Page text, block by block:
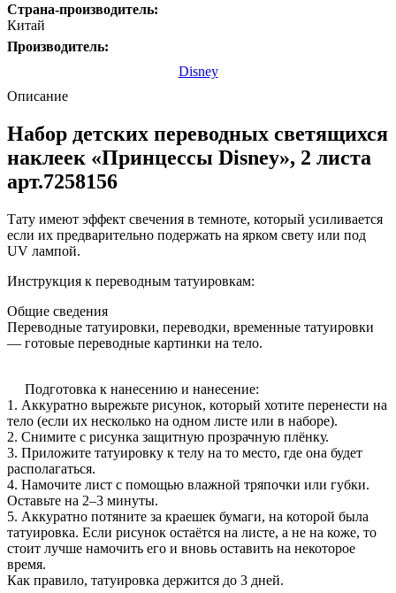
Страна-производитель:
Китай
Производитель:
Disney
Описание
Набор детских переводных светящихся
наклеек «Принцессы Disney», 2 листа
арт.7258156
Тату имеют эффект свечения в темноте, который усиливается
если их предварительно подержать на ярком свету или под
UV лампой.
Инструкция к переводным татуировкам:
Общие сведения
Переводные татуировки, переводки, временные татуировки
— готовые переводные картинки на тело.
Подготовка к нанесению и нанесение:
1. Аккуратно вырежьте рисунок, который хотите перенести на
тело (если их несколько на одном листе или в наборе).
2. Снимите с рисунка защитную прозрачную плёнку.
3. Приложите татуировку к телу на то место, где она будет
располагаться.
4. Намочите лист с помощью влажной тряпочки или губки.
Оставьте на 2‒3 минуты.
5. Аккуратно потяните за краешек бумаги, на которой была
татуировка. Если рисунок остаётся на листе, а не на коже, то
стоит лучше намочить его и вновь оставить на некоторое
время.
Как правило, татуировка держится до 3 дней.